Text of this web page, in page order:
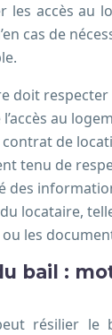
les accès au
cas de
doit respecter
au
de
tenu de
des
locataire,
les
bail :
résilier le